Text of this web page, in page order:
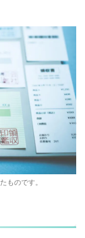
ものです。